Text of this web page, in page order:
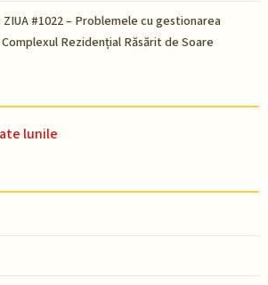
ZIUA #1022 – Problemele cu gestionarea
Rezidențial Răsărit de Soare
lunile